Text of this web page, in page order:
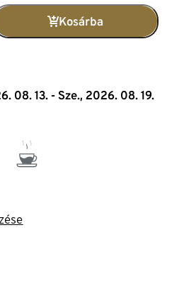
Kosárba
08. 13. - Sze., 2026. 08. 19.